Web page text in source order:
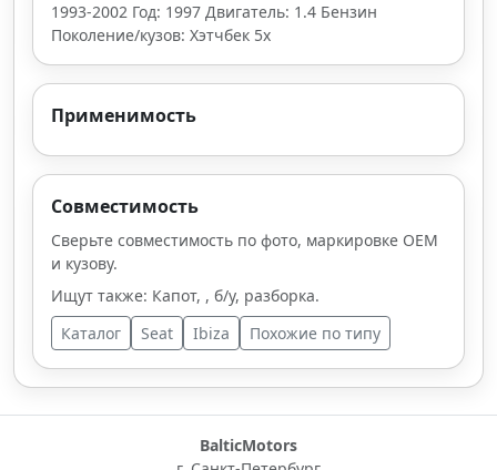
1993-2002 Год: 1997 Двигатель: 1.4 Бензин
Поколение/кузов: Хэтчбек 5х
Применимость
Совместимость
Сверьте совместимость по фото, маркировке OEM
и кузову.
Ищут также: Капот, , б/у, разборка.
Каталог
Seat Ibiza Похожие по типу
BalticMotors